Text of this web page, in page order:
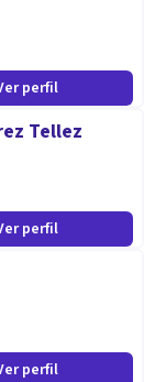
perfil
Tellez
perfil
perfil